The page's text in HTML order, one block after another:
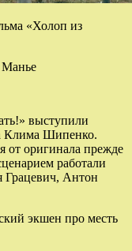
«Холоп из
выступили
Клима Шипенко.
от оригинала прежде
работали
Грацевич, Антон
экшен про месть